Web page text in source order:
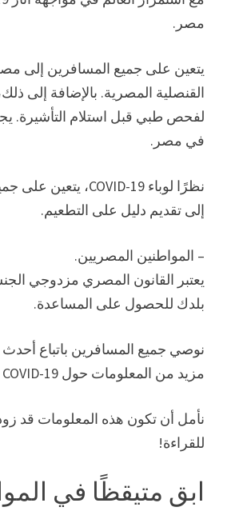
مصر.
يتعين على جميع المسافرين إلى
القنصلية المصرية. بالإضافة إلى
لفحص طبي قبل استلام التأشيرة.
في مصر.
إلى تقديم دليل على التطعيم.
– المواطنين المصريين.
يعتبر القانون المصري مزدوجي
بلدك للحصول على المساعدة.
مزيد من المعلومات حول COVID-19 على موقع مراكز السيطرة على الأمراض والوقاية منها.
نأمل أن تكون هذه المعلومات قد
للقراءة!
ابق متيقظًا في